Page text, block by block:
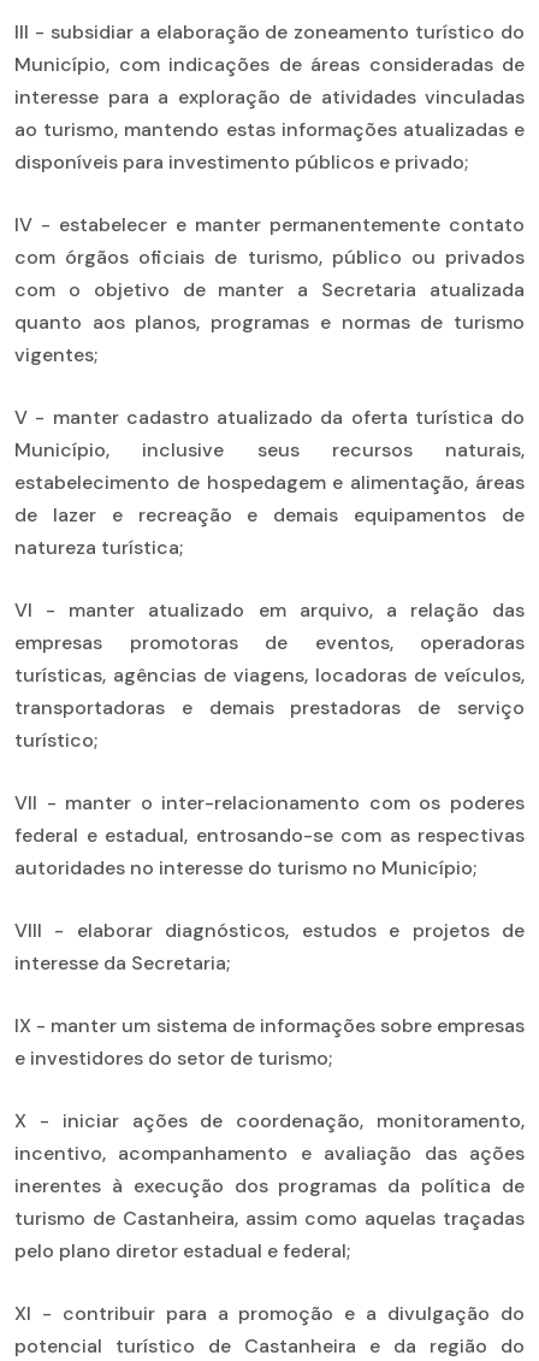
III - subsidiar a elaboração de zoneamento turístico do
Município, com indicações de áreas consideradas de
interesse para a exploração de atividades vinculadas
ao turismo, mantendo estas informações atualizadas e
disponíveis para investimento públicos e privado;
IV - estabelecer e manter permanentemente contato
com órgãos oficiais de turismo, público ou privados
com o objetivo de manter a Secretaria atualizada
quanto aos planos, programas e normas de turismo
vigentes;
V - manter cadastro atualizado da oferta turística do
Município, inclusive seus recursos naturais,
estabelecimento de hospedagem e alimentação, áreas
de lazer e recreação e demais equipamentos de
natureza turística;
VI - manter atualizado em arquivo, a relação das
empresas promotoras de eventos, operadoras
turísticas, agências de viagens, locadoras de veículos,
transportadoras e demais prestadoras de serviço
turístico;
VII - manter o inter-relacionamento com os poderes
federal e estadual, entrosando-se com as respectivas
autoridades no interesse do turismo no Município;
VIII - elaborar diagnósticos, estudos e projetos de
interesse da Secretaria;
IX - manter um sistema de informações sobre empresas
e investidores do setor de turismo;
X - iniciar ações de coordenação, monitoramento,
incentivo, acompanhamento e avaliação das ações
inerentes à execução dos programas da política de
turismo de Castanheira, assim como aquelas traçadas
pelo plano diretor estadual e federal;
XI - contribuir para a promoção e a divulgação do
potencial turístico de Castanheira e da região do